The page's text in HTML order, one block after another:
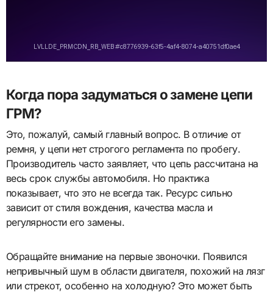
Когда пора задуматься о замене цепи
ГРМ?
Это, пожалуй, самый главный вопрос. В отличие от
ремня, у цепи нет строгого регламента по пробегу.
Производитель часто заявляет, что цепь рассчитана на
весь срок службы автомобиля. Но практика
показывает, что это не всегда так. Ресурс сильно
зависит от стиля вождения, качества масла и
регулярности его замены.
Обращайте внимание на первые звоночки. Появился
непривычный шум в области двигателя, похожий на лязг
или стрекот, особенно на холодную? Это может быть